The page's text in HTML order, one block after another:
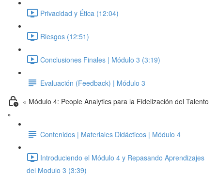
Privacidad y Ética (12:04)
Riesgos (12:51)
Conclusiones Finales | Módulo 3 (3:19)
Evaluación (Feedback) | Módulo 3
« Módulo 4: People Analytics para la Fidelización del Talento
»
Contenidos | Materiales Didácticos | Módulo 4
Introduciendo el Módulo 4 y Repasando Aprendizajes
del Modulo 3 (3:39)